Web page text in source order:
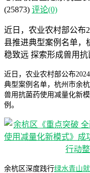
(25873) 评论(0)
近日，农业农村部公布
县推进典型案例名单，
稳致远 探索形成兽用
近日，农业农村部公布
典型案例名单，杭州市余
兽用抗菌药使用减量化新
例。
余杭区深度践行绿水青山